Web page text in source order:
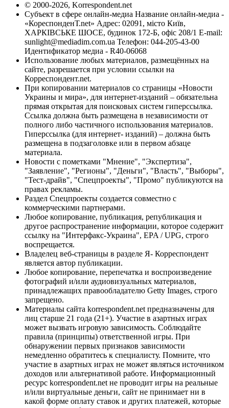
© 2000-2026, Korrespondent.net
Субъект в сфере онлайн-медиа Название онлайн-медиа -
«КореспонденТ.net» Адрес: 02091, місто Київ,
ХАРКІВСЬКЕ ШОСЕ, будинок 172-Б, офіс 208/1 E-mail:
sunlight@mediadim.com.ua Телефон: 044-205-43-00
Идентификатор медиа - R40-06068
Использование любых материалов, размещённых на
сайте, разрешается при условии ссылки на
Корреспондент.net.
При копировании материалов со страницы «Новости
Украины и мира», для интернет-изданий – обязательна
прямая открытая для поисковых систем гиперссылка.
Ссылка должна быть размещена в независимости от
полного либо частичного использования материалов.
Гиперссылка (для интернет- изданий) – должна быть
размещена в подзаголовке или в первом абзаце
материала.
Новости с пометками "Мнение", "Экспертиза",
"Заявление", "Регионы", "Деньги", "Власть", "Выборы",
"Тест-драйв", "Спецпроекты", "Промо" публикуются на
правах рекламы.
Раздел Спецпроекты создается совместно с
коммерческими партнерами.
Любое копирование, публикация, републикация и
другое распространение информации, которое содержит
ссылку на "Интерфакс-Украина", EPA / UPG, строго
воспрещается.
Владелец веб-страницы в разделе Я- Корреспондент
является автор публикации.
Любое копирование, перепечатка и воспроизведение
фотографий и/или аудиовизуальных материалов,
принадлежащих правообладателю Getty Images, строго
запрещено.
Материалы сайта korrespondent.net предназначены для
лиц старше 21 года (21+). Участие в азартных играх
может вызвать игровую зависимость. Соблюдайте
правила (принципы) ответственной игры. При
обнаружении первых признаков зависимости
немедленно обратитесь к специалисту. Помните, что
участие в азартных играх не может являться источником
доходов или альтернативой работе. Информационный
ресурс korrespondent.net не проводит игры на реальные
и/или виртуальные деньги, сайт не принимает ни в
какой форме оплату ставок и других платежей, которые